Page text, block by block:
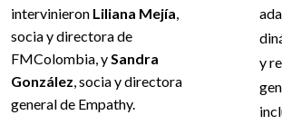
intervinieron Liliana Mejía
socia y directora de
FMColombia, y Sandra
González , socia y directora
general de Empathy.
y